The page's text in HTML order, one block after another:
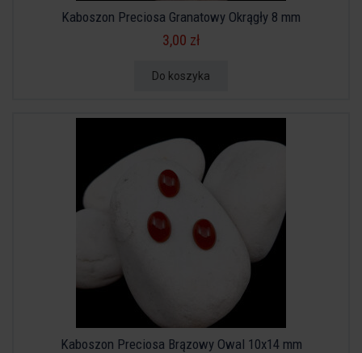
Kaboszon Preciosa Granatowy Okrągły 8 mm
3,00 zł
Do koszyka
Kaboszon Preciosa Brązowy Owal 10x14 mm